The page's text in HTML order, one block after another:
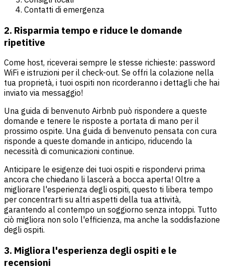
Contatti di emergenza
2. Risparmia tempo e riduce le domande
ripetitive
Come host, riceverai sempre le stesse richieste: password
WiFi e istruzioni per il check-out. Se offri la colazione nella
tua proprietà, i tuoi ospiti non ricorderanno i dettagli che hai
inviato via messaggio!
Una guida di benvenuto Airbnb può rispondere a queste
domande e tenere le risposte a portata di mano per il
prossimo ospite. Una guida di benvenuto pensata con cura
risponde a queste domande in anticipo, riducendo la
necessità di comunicazioni continue.
Anticipare le esigenze dei tuoi ospiti e rispondervi prima
ancora che chiedano li lascerà a bocca aperta! Oltre a
migliorare l'esperienza degli ospiti, questo ti libera tempo
per concentrarti su altri aspetti della tua attività,
garantendo al contempo un soggiorno senza intoppi. Tutto
ciò migliora non solo l'efficienza, ma anche la soddisfazione
degli ospiti.
3. Migliora l'esperienza degli ospiti e le
recensioni